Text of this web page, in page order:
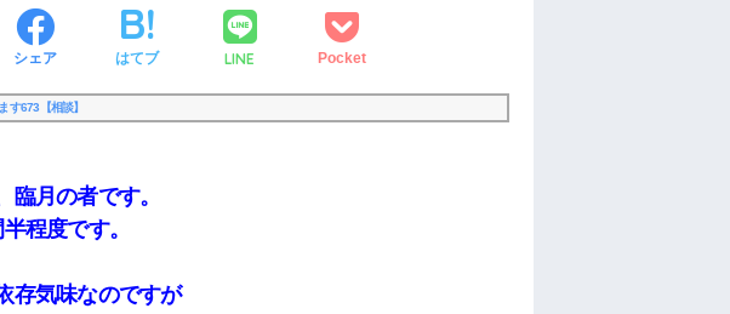
シェア はてブ LINE Pocket
す673【相談】
臨月の者です。
程度です。
存気味なのですが